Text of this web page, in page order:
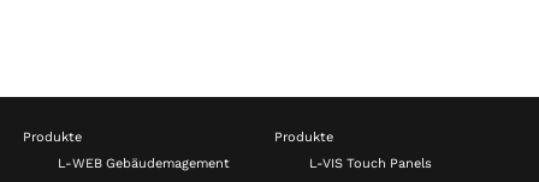
Produkte
L-WEB Gebäudemagement
Produkte
L-VIS Touch Panels